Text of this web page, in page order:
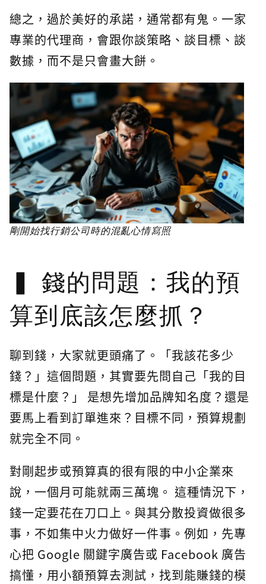
總之，過於美好的承諾，通常都有鬼。一家
專業的代理商，會跟你談策略、談目標、談
數據，而不是只會畫大餅。
剛開始找行銷公司時的混亂心情寫照
錢的問題：我的預
算到底該怎麼抓？
聊到錢，大家就更頭痛了。「我該花多少
錢？」這個問題，其實要先問自己「我的目
標是什麼？」 是想先增加品牌知名度？還是
要馬上看到訂單進來？目標不同，預算規劃
就完全不同。
對剛起步或預算真的很有限的中小企業來
說，一個月可能就兩三萬塊。 這種情況下，
錢一定要花在刀口上。與其分散投資做很多
事，不如集中火力做好一件事。例如，先專
心把 Google 關鍵字廣告或 Facebook 廣告
搞懂，用小額預算去測試，找到能賺錢的模